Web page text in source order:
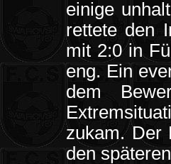
einige
rettete den
mit 2:0 in
eng. Ein
dem
zukam. Der
den